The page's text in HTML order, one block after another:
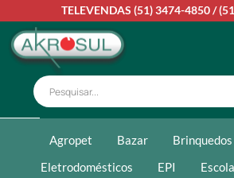
TELEVENDAS (51) 3474-4850/
Agropet Bazar Brinquedos
Eletrodomésticos
EPI